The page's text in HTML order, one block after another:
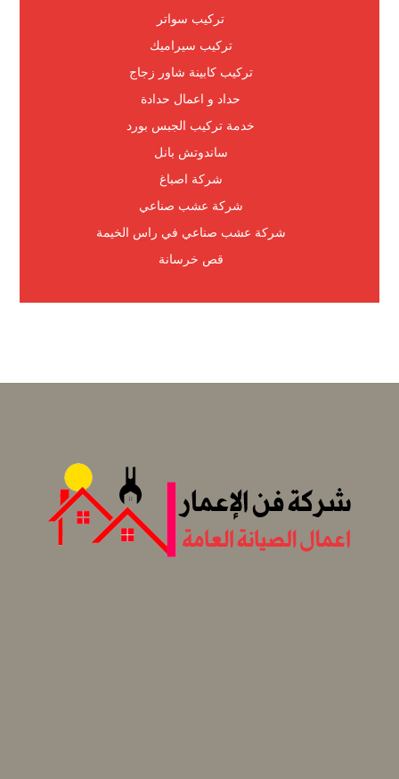
تركيب سواتر
تركيب سيراميك
تركيب كابينة شاور زجاج
حداد و اعمال حدادة
خدمة تركيب الجبس بورد
ساندوتش بانل
شركة اصباغ
شركة عشب صناعي
شركة عشب صناعي في راس الخيمة
قص خرسانة